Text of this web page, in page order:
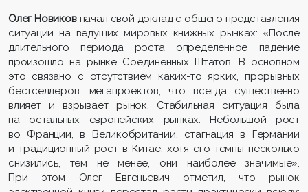
Олег Новиковначал свой доклад с общего представления
ситуации на ведущих мировых книжных рынках: «После
длительного периода роста определенное падение
произошло на рынке Соединенных Штатов. В основном
это связано с отсутствием каких-то ярких, прорывных
бестселлеров, мегапроектов, что всегда существенно
влияет и взрывает рынок. Стабильная ситуация была
на остальных европейских рынках. Небольшой рост
во Франции, в Великобритании, стагнация в Германии
и традиционный рост в Китае, хотя его темпы несколько
снизились, тем не менее, они наиболее значимые».
При этом Олег Евгеньевич отметил, что рынок